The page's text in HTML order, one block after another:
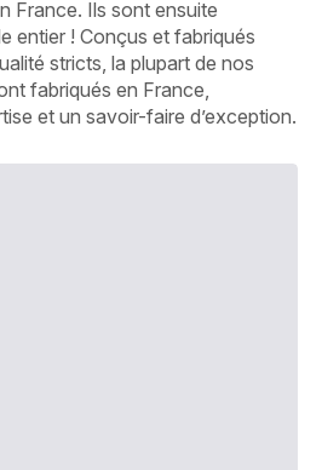
France. Ils sont ensuite
entier ! Conçus et fabriqués
stricts, la plupart de nos
fabriqués en France,
et un savoir-faire d’exception.